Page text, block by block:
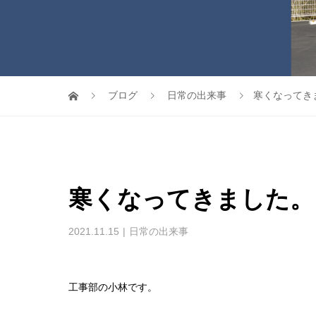
ブログ 日常の出来事 寒くなってき
寒くなってきました。
2021.11.15 日常の出来事
工事部の小林です。